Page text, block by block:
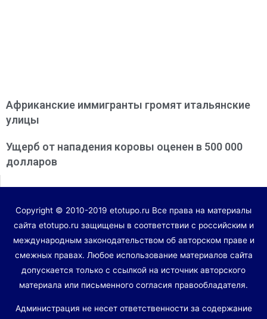
Африканские иммигранты громят итальянские
улицы
Ущерб от нападения коровы оценен в 500 000
долларов
Copyright © 2010-2019 etotupo.ru Все права на материалы
сайта etotupo.ru защищены в соответствии с российским и
международным законодательством об авторском праве и
смежных правах. Любое использование материалов сайта
допускается только с ссылкой на источник авторского
материала или письменного согласия правообладателя.
Администрация не несет ответственности за содержание